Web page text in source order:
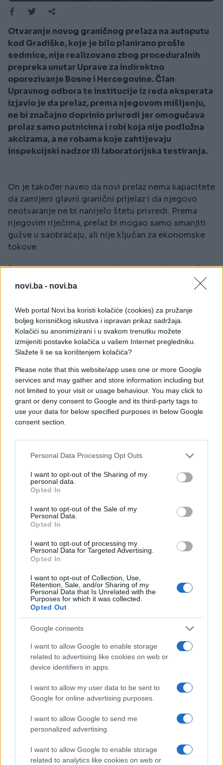
novi.ba - novi.ba
Web portal Novi.ba koristi kolačiće (cookies) za pružanje
boljeg korisničkog iskustva i ispravan prikaz sadržaja.
Kolačići su anonimizirani i u svakom trenutku možete
izmijeniti postavke kolačića u vašem Internet pregledniku.
Slažete li se sa korištenjem kolačića?
Please note that this website/app uses one or more Google
services and may gather and store information including but
not limited to your visit or usage behaviour. You may click to
grant or deny consent to Google and its third-party tags to
use your data for below specified purposes in below Google
consent section.
Personal Data Processing Opt Outs
I want to opt-out of the Sharing of my
personal data.
Opted In
I want to opt-out of the Sale of my
Personal Data.
Opted In
I want to opt-out of processing my
Personal Data for Targeted Advertising.
Opted In
I want to opt-out of Collection, Use,
Retention, Sale, and/or Sharing of my
Personal Data that Is Unrelated with the
Purposes for which it was collected.
Opted Out
Google consents
I want to allow Google to enable storage
related to advertising like cookies on web or
device identifiers in apps.
I want to allow my user data to be sent to
Google for online advertising purposes.
I want to allow Google to send me
personalized advertising.
I want to allow Google to enable storage
related to analytics like cookies on web or
Otvaranje novog graničnog prelaza na autoputu
kod Gradiške, koje je bilo planirano prošle
sedmice, nije realizovano zbog proceduralnih
prepreka unutar Uprave za indirektno
oporezivanje Bosne i Hercegovine. Član
Upravnog odbora te institucije iz reda eksperata
izjavio je da prelaz, prema njegovom mišljenju,
ne bi značajno doprinio privredi jer omogućava
prolaz samo putnicima i robi koja nije podložna
akcizama, a ne robama koje zahtijevaju
inspekcijski nadzor ili laboratorijska testiranja.
On je također naveo da novi prelaz nema kapacitete
da zamijeni glavni granični prijelaz i da njegovo
neotvaranje ne bi nanijelo štetu privredi. Prema
njegovim riječima, prelaz bi mogao samo smanjiti
gužve u saobraćaju, ali nije ključan za ekonomske
tokove.
Pored toga, u javnoj debati iznio je kritike na račun
načina rada Uprave za indirektno oporezivanje,
ukazujući na nepoštivanje zakonskih procedura i
zaslužuju veću pažnju nego otvaranje prelaza.
#granični prelaz